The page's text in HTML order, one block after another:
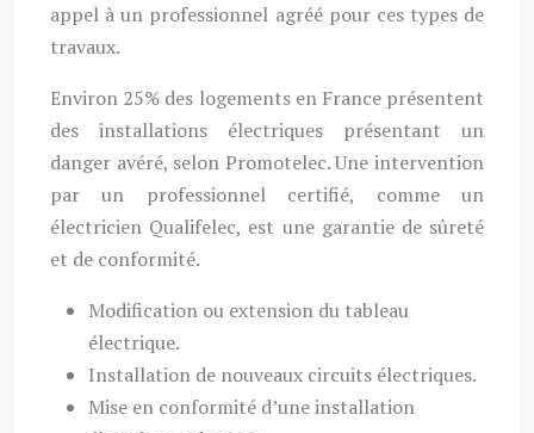
appel à un professionnel agréé pour ces types de
travaux.
Environ 25% des logements en France présentent
des installations électriques présentant un
danger avéré, selon Promotelec. Une intervention
par un professionnel certifié, comme un
électricien Qualifelec, est une garantie de sûreté
et de conformité.
Modification ou extension du tableau
électrique.
Installation de nouveaux circuits électriques.
Mise en conformité d’une installation